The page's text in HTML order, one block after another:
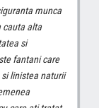
munca
cauta alta
si
fantani care
linistea naturii